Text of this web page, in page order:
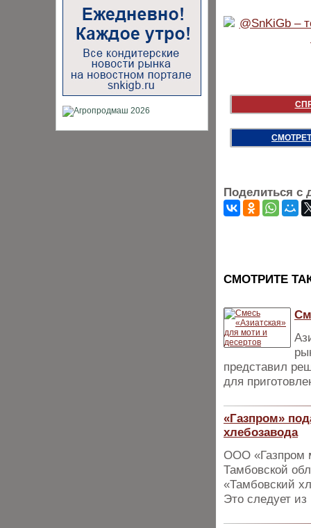
Поделиться с
CМОТРИТЕ
представил
для
«Газпром»
хлебозавода
ООО «Газпром
Тамбовской
«Тамбовский
Это следует из